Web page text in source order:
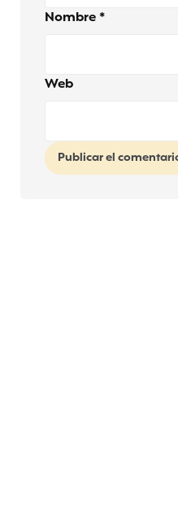
Nombre *
Web